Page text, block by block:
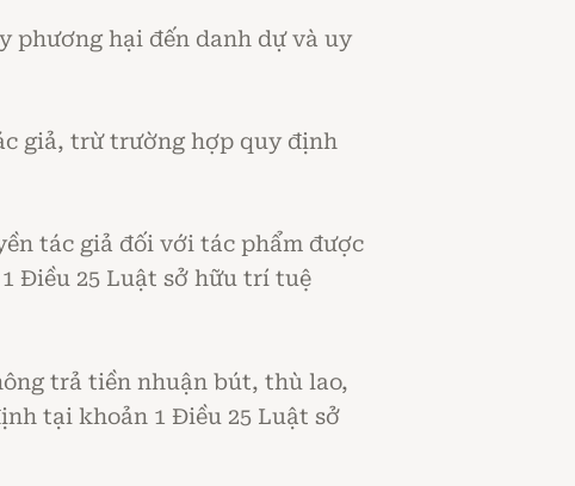
phương hại đến danh dự và uy
giả, trừ trường hợp quy định
tác giả đối với tác phẩm được
Điều 25 Luật sở hữu trí tuệ
trả tiền nhuận bút, thù lao,
tại khoản 1 Điều 25 Luật sở